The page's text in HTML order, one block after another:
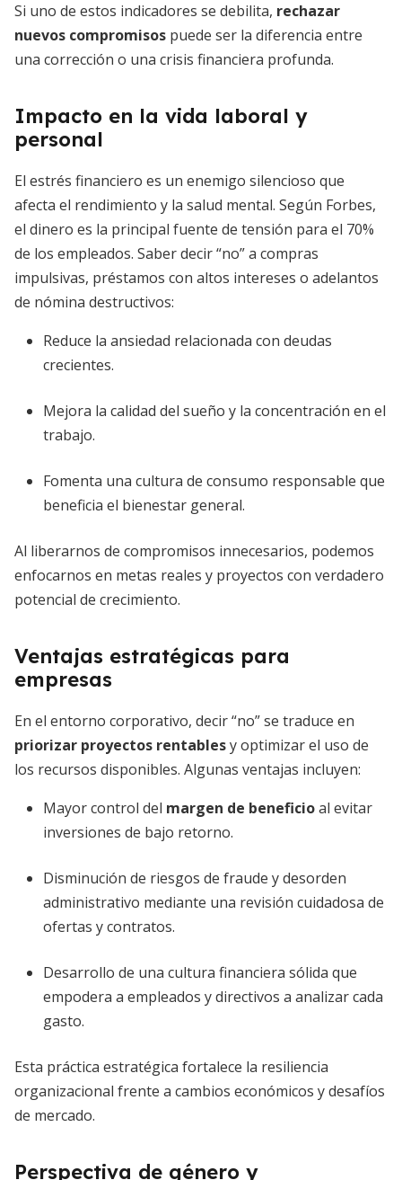
Si uno de estos indicadores se debilita, rechazar
nuevos compromisos puede ser la diferencia entre
una corrección o una crisis financiera profunda.
Impacto en la vida laboral y
personal
El estrés financiero es un enemigo silencioso que
afecta el rendimiento y la salud mental. Según Forbes,
el dinero es la principal fuente de tensión para el 70%
de los empleados. Saber decir “no” a compras
impulsivas, préstamos con altos intereses o adelantos
de nómina destructivos:
Reduce la ansiedad relacionada con deudas
crecientes.
Mejora la calidad del sueño y la concentración en el
trabajo.
Fomenta una cultura de consumo responsable que
beneficia el bienestar general.
Al liberarnos de compromisos innecesarios, podemos
enfocarnos en metas reales y proyectos con verdadero
potencial de crecimiento.
Ventajas estratégicas para
empresas
En el entorno corporativo, decir “no” se traduce en
priorizar proyectos rentablesy optimizar el uso de
los recursos disponibles. Algunas ventajas incluyen:
Mayor control del margen de beneficioal evitar
inversiones de bajo retorno.
Disminución de riesgos de fraude y desorden
administrativo mediante una revisión cuidadosa de
ofertas y contratos.
Desarrollo de una cultura financiera sólida que
empodera a empleados y directivos a analizar cada
gasto.
Esta práctica estratégica fortalece la resiliencia
organizacional frente a cambios económicos y desafíos
de mercado.
Perspectiva de género y